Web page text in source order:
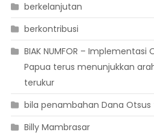
berkelanjutan
berkontribusi
BIAK NUMFOR –
Papua terus menunjukkan
terukur
bila penambahan Dana Otsus
Billy Mambrasar